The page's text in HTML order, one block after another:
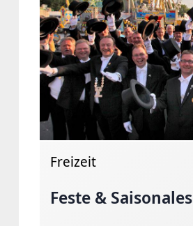
Freizeit
Feste & Saisonales